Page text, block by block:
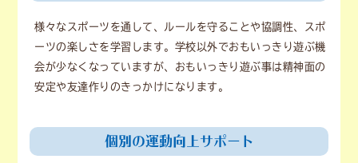
様々なスポーツを通して、ルールを守ることや協調性、スポ
ーツの楽しさを学習します。学校以外でおもいっきり遊ぶ機
会が少なくなっていますが、おもいっきり遊ぶ事は精神面の
安定や友達作りのきっかけになります。
個別の運動向上サポート